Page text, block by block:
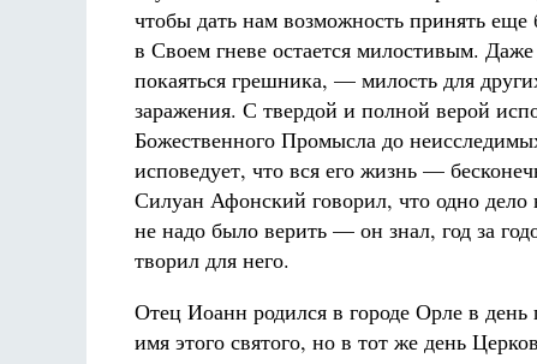
чтобы дать нам возможность принять
в Своем гневе остается милостивым.
покаяться грешника, — милость для
заражения. С твердой и полной верой
Божественного Промысла до
исповедует, что вся его жизнь —
Силуан Афонский говорил, что одно
не надо было верить — он знал, год за
творил для него.
Отец Иоанн родился в городе Орле в
имя этого святого, но в тот же день